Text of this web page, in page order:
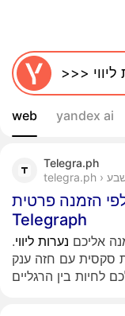
web yandex ai
Telegra.ph
הזמנה פרטית –
Telegraph
אליכם נערות ליווי.
סקסית עם חזה ענק